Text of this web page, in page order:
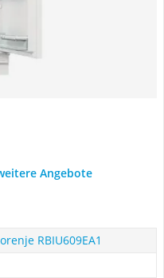
Angebote
RBIU609EA1